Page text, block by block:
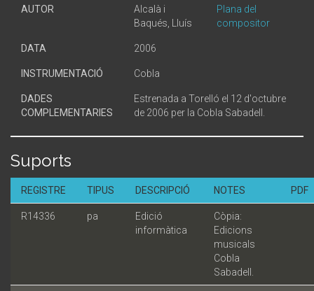
AUTOR
Alcalà i
Baqués, Lluís
Plana del
compositor
DATA 2006
INSTRUMENTACIÓ Cobla
DADES
COMPLEMENTARIES
Estrenada a Torelló el 12 d'octubre
de 2006 per la Cobla Sabadell.
Suports
REGISTRE TIPUS DESCRIPCIÓ NOTES PDF
R14336 pa
Edició
informàtica
Còpia:
Edicions
musicals
Cobla
Sabadell.